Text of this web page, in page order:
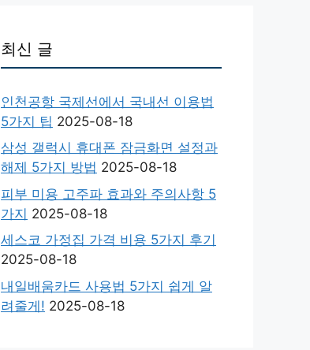
최신 글
인천공항 국제선에서 국내선 이용법
5가지 팁 2025-08-18
삼성 갤럭시 휴대폰 잠금화면 설정과
해제 5가지 방법 2025-08-18
피부 미용 고주파 효과와 주의사항 5
가지 2025-08-18
세스코 가정집 가격 비용 5가지 후기
2025-08-18
내일배움카드 사용법 5가지 쉽게 알
려줄게! 2025-08-18